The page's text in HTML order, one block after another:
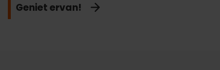
Geniet ervan!
Ontdek het